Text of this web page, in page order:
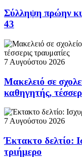
Σύλληψη πρώην
43
7 Αυγούστου 2026
Μακελειό σε
καθηγητής,
7 Αυγούστου 2026
Έκτακτο δελτίο:
τριήμερο